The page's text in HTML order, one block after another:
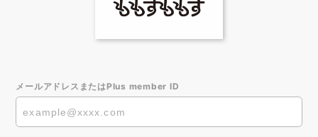
メールアドレスまたはPlus member ID